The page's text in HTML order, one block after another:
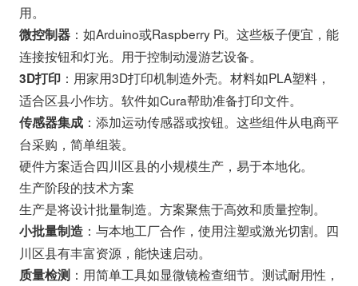
用。
微控制器：如Arduino或Raspberry Pi。这些板子便宜，能
连接按钮和灯光。用于控制动漫游艺设备。
3D打印：用家用3D打印机制造外壳。材料如PLA塑料，
适合区县小作坊。软件如Cura帮助准备打印文件。
传感器集成：添加运动传感器或按钮。这些组件从电商平
台采购，简单组装。
硬件方案适合四川区县的小规模生产，易于本地化。
生产阶段的技术方案
生产是将设计批量制造。方案聚焦于高效和质量控制。
小批量制造：与本地工厂合作，使用注塑或激光切割。四
川区县有丰富资源，能快速启动。
质量检测：用简单工具如显微镜检查细节。测试耐用性，